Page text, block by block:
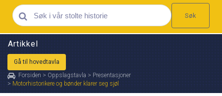
Søk
Artikkel
Gå til hovedtavla
Forsiden > Oppslagstavla > Presentasjoner
> Motorhistorikere og bønder klarer seg sjøl